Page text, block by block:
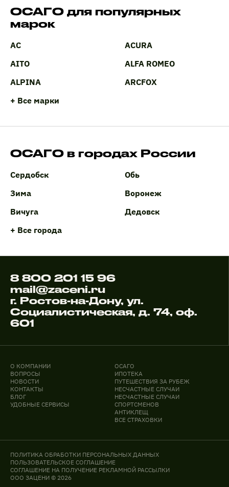
ОСАГО для популярных
марок
AC
ACURA
AITO
ALFA ROMEO
ALPINA
ARCFOX
+ Все марки
ОСАГО в городах России
Сердобск
Обь
Зима
Воронеж
Вичуга
Дедовск
+ Все города
8 800 201 15 96
mail@zaceni.ru
г. Ростов-на-Дону, ул.
Социалистическая, д. 74, оф.
601
О КОМПАНИИ
ВОПРОСЫ
НОВОСТИ
КОНТАКТЫ
БЛОГ
УДОБНЫЕ СЕРВИСЫ
ОСАГО
ИПОТЕКА
ПУТЕШЕСТВИЯ ЗА РУБЕЖ
НЕСЧАСТНЫЕ СЛУЧАИ
НЕСЧАСТНЫЕ СЛУЧАИ
СПОРТСМЕНОВ
АНТИКЛЕЩ
ВСЕ СТРАХОВКИ
ПОЛИТИКА ОБРАБОТКИ ПЕРСОНАЛЬНЫХ ДАННЫХ
ПОЛЬЗОВАТЕЛЬСКОЕ СОГЛАШЕНИЕ
СОГЛАШЕНИЕ НА ПОЛУЧЕНИЕ РЕКЛАМНОЙ РАССЫЛКИ
ООО ЗАЦЕНИ © 2026